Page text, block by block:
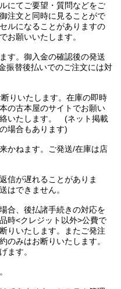
にてご要望・質問などをご
注文と同時に見ることがで
ルになることがありますの
お願いいたします。
す。御入金の確認後の発送
振替後払いでのご注文には対
りいたします。在庫の即時
の古本屋のサイトでお願い
いたします。 (ネット掲載
場合もあります)
かねます。ご発送/在庫は店
信が遅れることがありま
はできません。
合、後払諸手続きの対応を
時<クレジット以外>公費で
りいたします。またご発注
のみはお断りいたします。
ます。